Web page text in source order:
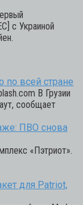
с Украиной
по всей стране
В Грузии
сообщает
ПВО снова
«Пэтриот».
для Patriot,